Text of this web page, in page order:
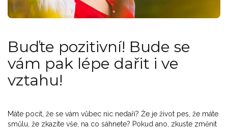
Buďte pozitivní! Bude se
vám pak lépe dařit i ve
vztahu!
Máte pocit, že se vám vůbec nic nedaří? Že je život pes, že máte
smůlu, že zkazíte vše, na co sáhnete? Pokud ano, zkuste změnit